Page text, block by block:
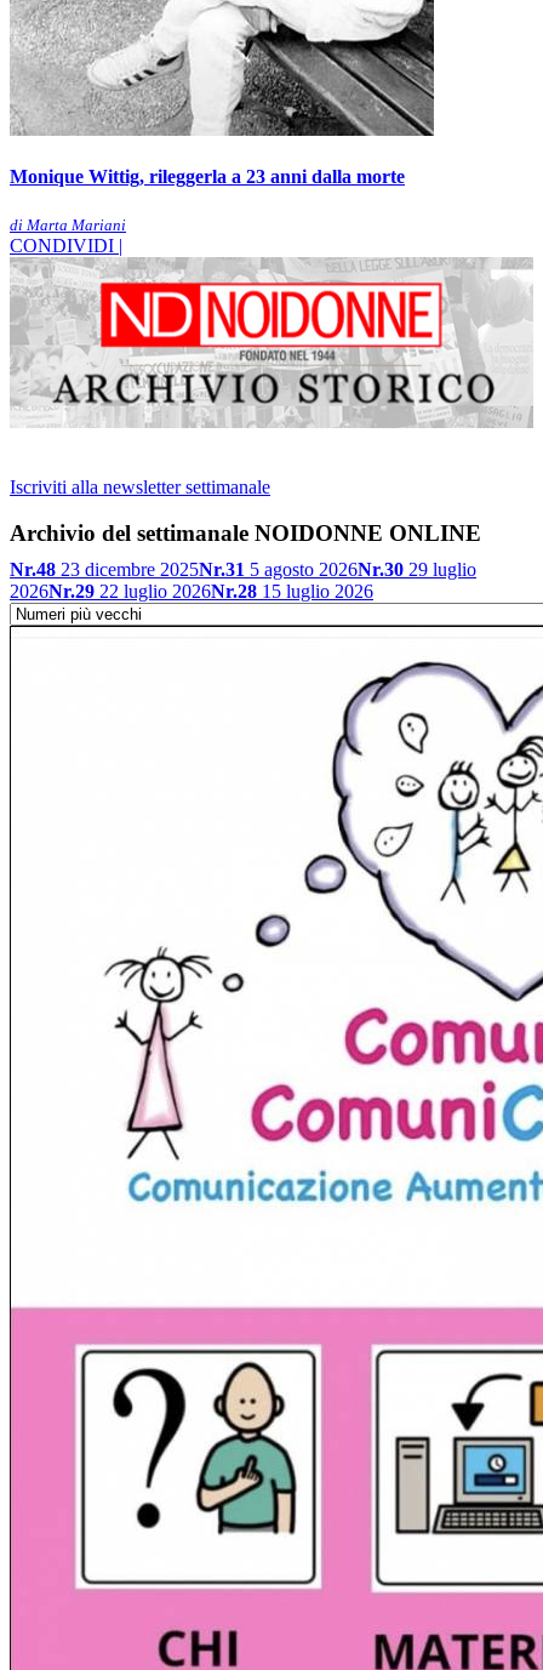
Monique Wittig, rileggerla a 23 anni dalla morte
di Marta Mariani
CONDIVIDI |
Iscriviti alla newsletter settimanale
Archivio del settimanale NOIDONNE ONLINE
Nr.48 23 dicembre 2025Nr.31 5 agosto 2026Nr.30 29 luglio
2026Nr.29 22 luglio 2026Nr.28 15 luglio 2026